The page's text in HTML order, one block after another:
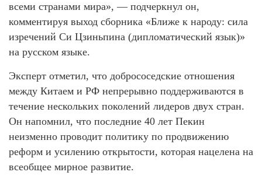
всеми странами мира», — подчеркнул он,
комментируя выход сборника «Ближе к народу: сила
изречений Си Цзиньпина (дипломатический язык)»
на русском языке.
Эксперт отметил, что добрососедские отношения
между Китаем и РФ непрерывно поддерживаются в
течение нескольких поколений лидеров двух стран.
Он напомнил, что последние 40 лет Пекин
неизменно проводит политику по продвижению
реформ и усилению открытости, которая нацелена на
всеобщее мирное развитие.